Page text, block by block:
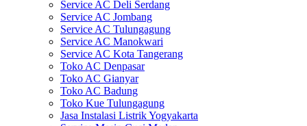
Service AC Deli Serdang
Service AC Jombang
Service AC Tulungagung
Service AC Manokwari
Service AC Kota Tangerang
Toko AC Denpasar
Toko AC Gianyar
Toko AC Badung
Toko Kue Tulungagung
Jasa Instalasi Listrik Yogyakarta